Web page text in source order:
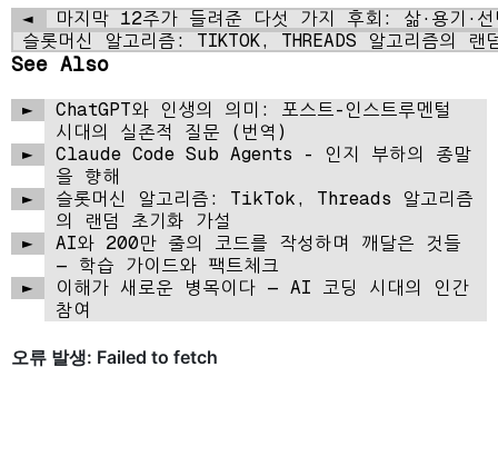
◄
마지막 12주가 들려준 다섯 가지 후회: 삶·용기·
슬롯머신 알고리즘: TIKTOK, THREADS 알고리즘의 랜
See Also
►
ChatGPT와 인생의 의미: 포스트-인스트루멘털
시대의 실존적 질문 (번역)
►
Claude Code Sub Agents - 인지 부하의 종말
을 향해
►
슬롯머신 알고리즘: TikTok, Threads 알고리즘
의 랜덤 초기화 가설
►
AI와 200만 줄의 코드를 작성하며 깨달은 것들
— 학습 가이드와 팩트체크
►
이해가 새로운 병목이다 — AI 코딩 시대의 인간
참여